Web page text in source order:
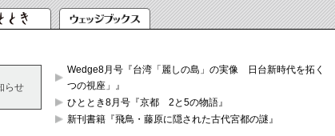
らせ
Wedge8月号『台湾「麗しの島」の実像 日台新時代を拓く「3
つの視座」』
ひととき8月号『京都 2と5の物語』
新刊書籍『飛鳥・藤原に隠された古代宮都の謎』